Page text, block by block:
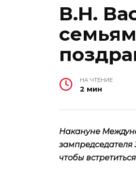
В.Н.
НА ЧТЕНИЕ
2 мин
Накануне
зампредседателя
чтобы